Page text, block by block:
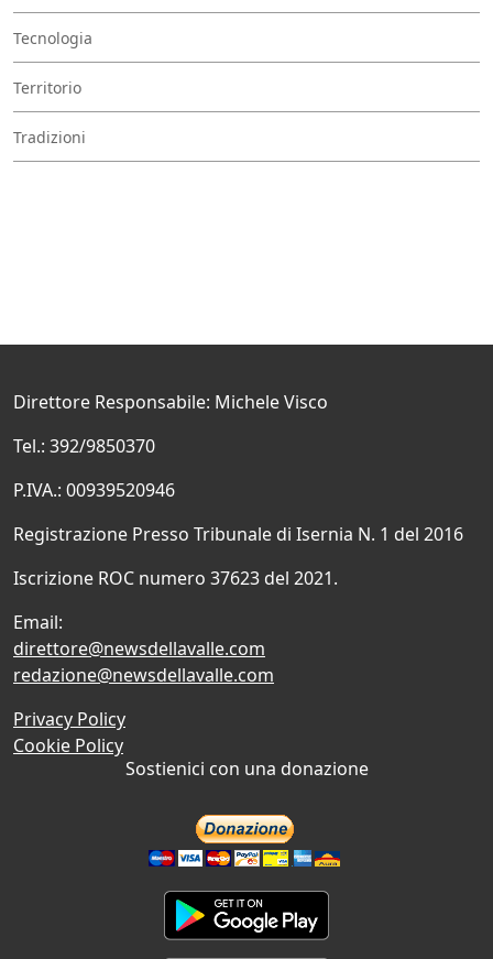
Tecnologia
Territorio
Tradizioni
Direttore Responsabile: Michele Visco
Tel.: 392/9850370
P.IVA.: 00939520946
Registrazione Presso Tribunale di Isernia N. 1 del 2016
Iscrizione ROC numero 37623 del 2021.
Email:
direttore@newsdellavalle.com
redazione@newsdellavalle.com
Privacy Policy
Cookie Policy
Sostienici con una donazione